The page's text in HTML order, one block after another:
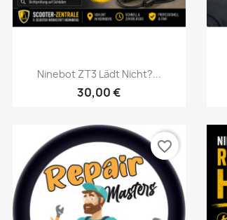
Vorschau
Ninebot ZT3 Lädt Nicht?...
30,00 €
favorite_border